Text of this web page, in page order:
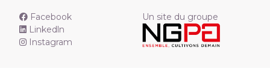
Facebook
Linkedln
Instagram
Un site du groupe